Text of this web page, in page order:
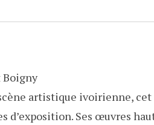
Boigny
artistique ivoirienne,
d’exposition. Ses œuvres